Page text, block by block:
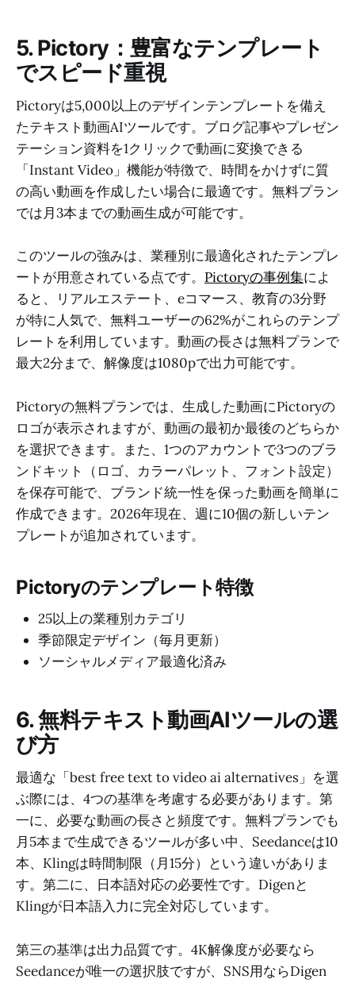
5. Pictory：豊富なテンプレート
でスピード重視
Pictoryは5,000以上のデザインテンプレートを備え
たテキスト動画AIツールです。ブログ記事やプレゼン
テーション資料を1クリックで動画に変換できる
「Instant Video」機能が特徴で、時間をかけずに質
の高い動画を作成したい場合に最適です。無料プラン
では月3本までの動画生成が可能です。
このツールの強みは、業種別に最適化されたテンプレ
ートが用意されている点です。 Pictoryの事例集によ
ると、リアルエステート、eコマース、教育の3分野
が特に人気で、無料ユーザーの62%がこれらのテンプ
レートを利用しています。動画の長さは無料プランで
最大2分まで、解像度は1080pで出力可能です。
Pictoryの無料プランでは、生成した動画にPictoryの
ロゴが表示されますが、動画の最初か最後のどちらか
を選択できます。また、1つのアカウントで3つのブラ
ンドキット（ロゴ、カラーパレット、フォント設定）
を保存可能で、ブランド統一性を保った動画を簡単に
作成できます。2026年現在、週に10個の新しいテン
プレートが追加されています。
Pictoryのテンプレート特徴
25以上の業種別カテゴリ
季節限定デザイン（毎月更新）
ソーシャルメディア最適化済み
6. 無料テキスト動画AIツールの選
び方
最適な「best free text to video ai alternatives」を選
ぶ際には、4つの基準を考慮する必要があります。第
一に、必要な動画の長さと頻度です。無料プランでも
月5本まで生成できるツールが多い中、Seedanceは10
本、Klingは時間制限（月15分）という違いがありま
す。第二に、日本語対応の必要性です。Digenと
Klingが日本語入力に完全対応しています。
第三の基準は出力品質です。4K解像度が必要なら
Seedanceが唯一の選択肢ですが、SNS用ならDigen